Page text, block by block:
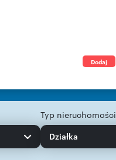
Dodaj
Typ nieruchomości
Działka